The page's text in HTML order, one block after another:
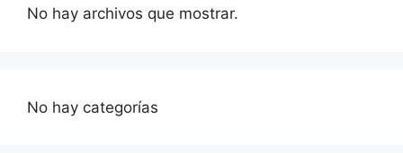
No hay archivos que mostrar.
No hay categorías